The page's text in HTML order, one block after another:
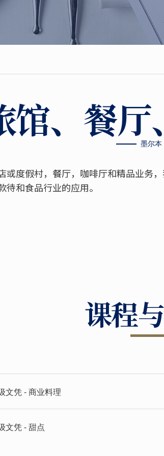
馆、餐
墨尔本
或度假村，餐厅，咖啡厅和精品业务
待和食品行业的应用。
课程
文凭 - 商业料理
文凭 - 甜点